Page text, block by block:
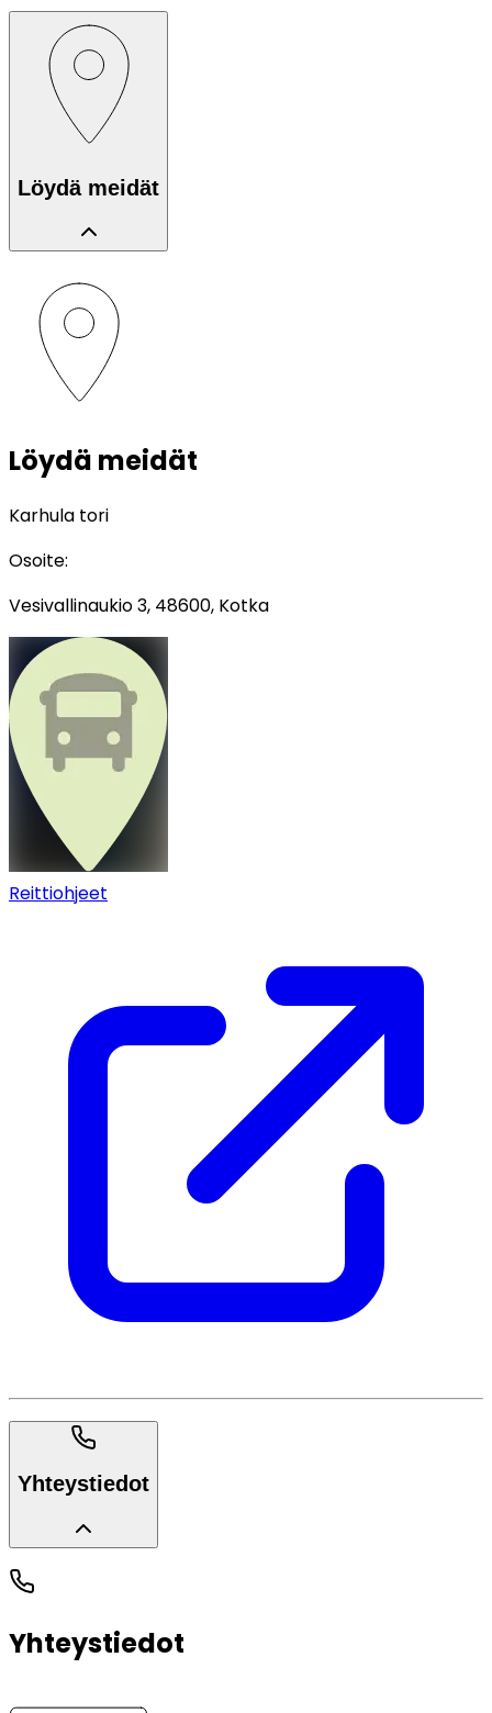
Löydä meidät
Löydä meidät
Karhula tori
Osoite:
Vesivallinaukio 3, 48600, Kotka
Reittiohjeet
Yhteystiedot
Yhteystiedot